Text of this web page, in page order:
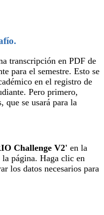
transcripción en PDF de
para el semestre. Esto se
en el registro de
Pero primero,
que se usará para la
Challenge V2' en la
página. Haga clic en
los datos necesarios para